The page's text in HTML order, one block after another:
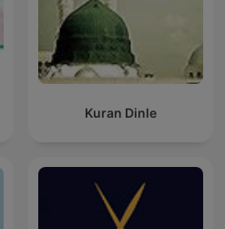
Kuran Dinle